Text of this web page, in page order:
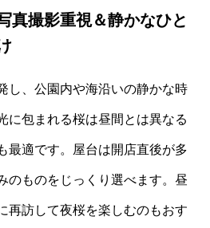
真撮影重視＆静かなひと
し、公園内や海沿いの静かな時
に包まれる桜は昼間とは異なる
最適です。屋台は開店直後が多
のものをじっくり選べます。昼
再訪して夜桜を楽しむのもおす